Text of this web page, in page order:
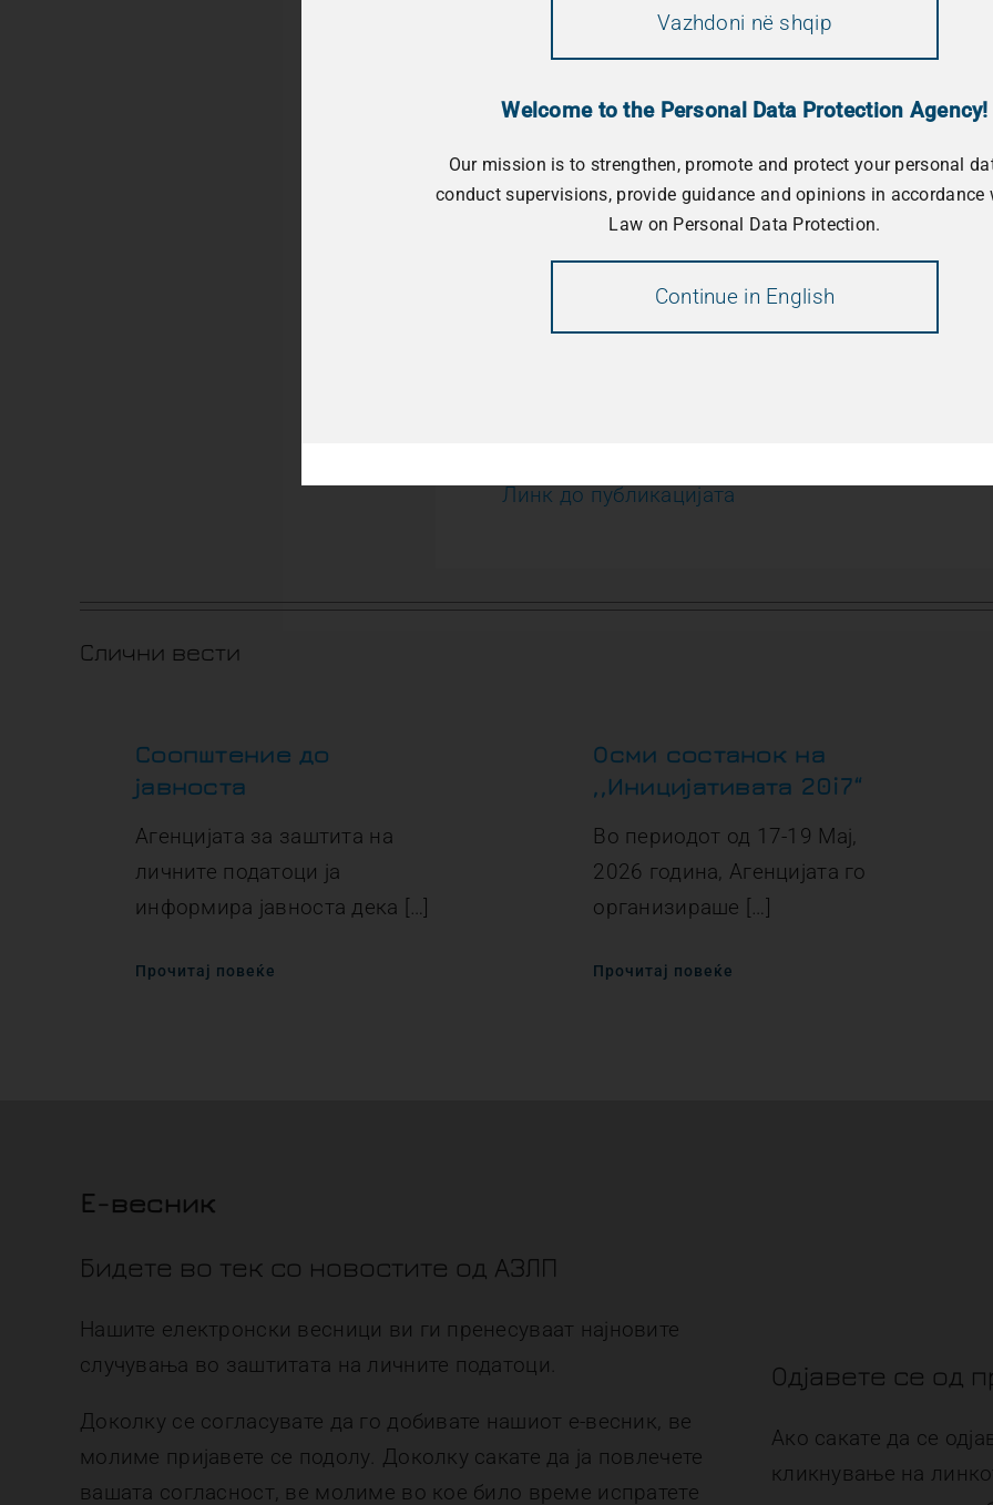
заштита на личните податоци објави
поодговорно користење на интернетот и
Советите се наменети за сите граѓани –
и имаат за цел да ја подигнат свесноста за
информации и несоодветно споделување лични
АЗЛП ги охрабрува граѓаните да бидат
информации, да користат проверени
Со информираност и одговорни избори,
Линк до публикацијата
Слични вести
Соопштение до
јавноста
Агенцијата за заштита на
личните податоци ја
информира јавноста дека […]
Прочитај повеќе
Осми состанок на
,,Иницијативата 20i7“
Во периодот од 17-19 Мај,
2026 година, Агенцијата го
организираше […]
Прочитај повеќе
E-весник
Бидете во тек со новостите од АЗЛП
Нашите електронски весници ви ги пренесуваат најновите
случувања во заштитата на личните податоци.
Доколку се согласувате да го добивате нашиот е-весник, ве
молиме пријавете се подолу. Доколку сакате да ја повлечете
вашата согласност, ве молиме во кое било време испратете
Одјавете се од
Ако сакате да се
кликнување на
Vazhdoni në shqip
Welcome to the Personal Data Protection Agency!
Our mission is to strengthen, promote and protect your personal
conduct supervisions, provide guidance and opinions in accordance
Law on Personal Data Protection.
Continue in English